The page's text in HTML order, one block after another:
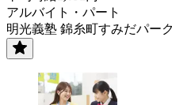
アルバイト・パート
明光義塾 錦糸町すみだパー